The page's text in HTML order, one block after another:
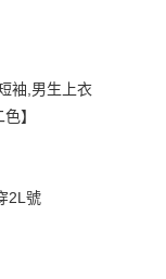
袖,男生上衣
】
2L號